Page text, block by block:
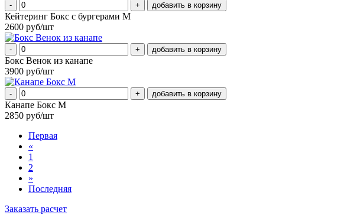
- +
Кейтеринг Бокс с бургерами M
2600 руб/шт
- +
Бокс Венок из канапе
3900 руб/шт
- +
Канапе Бокс M
2850 руб/шт
Первая
«
1
2
»
Последняя
Заказать расчет